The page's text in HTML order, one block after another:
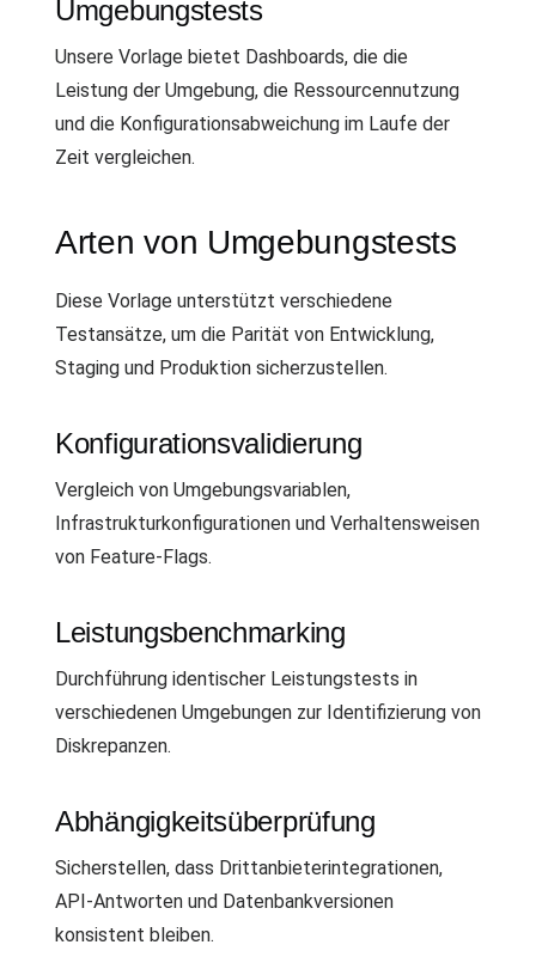
Umgebungstests
Unsere Vorlage bietet Dashboards, die die
Leistung der Umgebung, die Ressourcennutzung
und die Konfigurationsabweichung im Laufe der
Zeit vergleichen.
Arten von Umgebungstests
Diese Vorlage unterstützt verschiedene
Testansätze, um die Parität von Entwicklung,
Staging und Produktion sicherzustellen.
Konfigurationsvalidierung
Vergleich von Umgebungsvariablen,
Infrastrukturkonfigurationen und Verhaltensweisen
von Feature-Flags.
Leistungsbenchmarking
Durchführung identischer Leistungstests in
verschiedenen Umgebungen zur Identifizierung von
Diskrepanzen.
Abhängigkeitsüberprüfung
Sicherstellen, dass Drittanbieterintegrationen,
API-Antworten und Datenbankversionen
konsistent bleiben.